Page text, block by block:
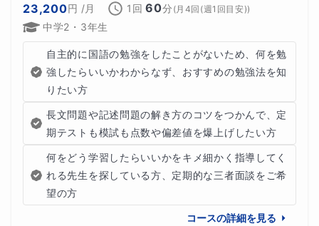
23,200円 /月 1回 60分 (月4回(週1回目安))
中学2・3年生
自主的に国語の勉強をしたことがないため、何を勉
強したらいいかわからなず、おすすめの勉強法を知
りたい方
長文問題や記述問題の解き方のコツをつかんで、定
期テストも模試も点数や偏差値を爆上げしたい方
何をどう学習したらいいかをキメ細かく指導してく
れる先生を探している方、定期的な三者面談をご希
望の方
コースの詳細を見る